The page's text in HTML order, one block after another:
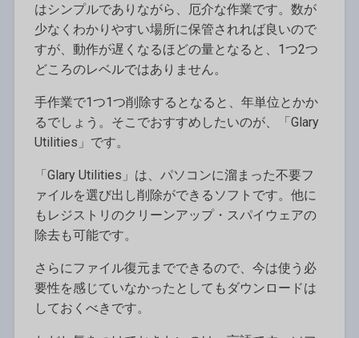
はシンプルでありながら、厄介な作業です。数が
少なくわかりやすい場所に保管されれば良いので
すが、動作が遅くなるほどの量となると、1つ2つ
どころのレベルではありません。
手作業で1つ1つ削除するとなると、年単位とかか
るでしょう。そこでおすすめしたいのが、「Glary
Utilities」です。
「Glary Utilities」は、パソコンに溜まった不要フ
ァイルを選び出し削除ができるソフトです。他に
もレジストリのクリーンアップ・スパイウェアの
除去も可能です。
さらにファイル復元までできるので、今は使う必
要性を感じていなかったとしてもダウンロードは
しておくべきです。